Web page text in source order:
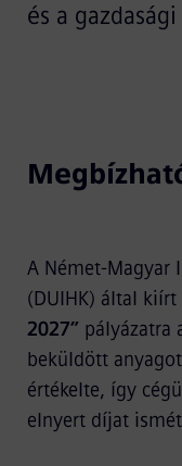
és a
A Német-Magyar
(DUIHK) által kiírt
2027” pályázatra
beküldött
értékelte, így
elnyert díjat